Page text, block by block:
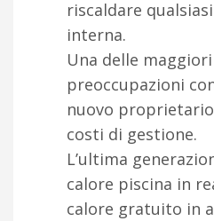
riscaldare
interna.
Una delle maggiori
preoccupazioni
nuovo
costi di gestione.
L’ultima
calore piscina in
calore gratuito in